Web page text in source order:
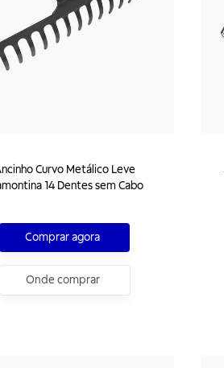
Curvo Metálico Leve
14 Dentes sem Cabo
Comprar agora
Onde comprar